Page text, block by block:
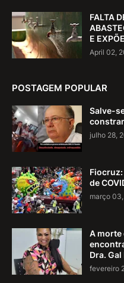
FALTA
E
April 02,
POSTAGEM POPULAR
Salve-
julho 28,
de
março
A morte
Dra.
fevereiro